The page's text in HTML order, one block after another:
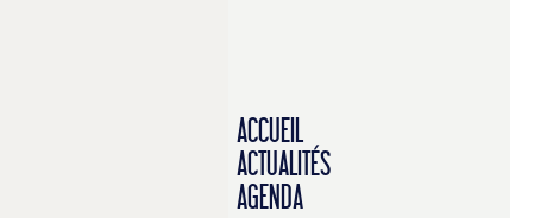
ACCUEIL
ACTUALITÉS
AGENDA